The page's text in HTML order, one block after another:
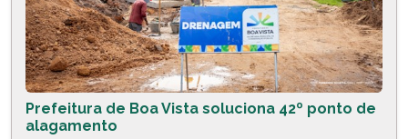
Prefeitura de Boa Vista soluciona 42º ponto de
alagamento